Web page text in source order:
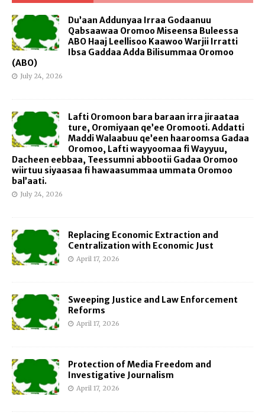
Du’aan Addunyaa Irraa Godaanuu
Qabsaawaa Oromoo Miseensa Buleessa
ABO Haaj Leellisoo Kaawoo Warjii Irratti
Ibsa Gaddaa Adda Bilisummaa Oromoo
(ABO)
July 24, 2026
Lafti Oromoon bara baraan irra jiraataa
ture, Oromiyaan qe’ee Oromooti. Addatti
Maddi Walaabuu qe’een haaroomsa Gadaa
Oromoo, Lafti wayyoomaa fi Wayyuu,
Dacheen eebbaa, Teessumni abbootii Gadaa Oromoo
wiirtuu siyaasaa fi hawaasummaa ummata Oromoo
bal’aati.
July 24, 2026
Replacing Economic Extraction and
Centralization with Economic Just
April 17, 2026
Sweeping Justice and Law Enforcement
Reforms
April 17, 2026
Protection of Media Freedom and
Investigative Journalism
April 17, 2026